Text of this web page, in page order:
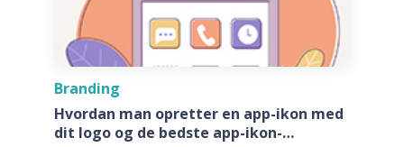
Branding
Hvordan man opretter en app-ikon med
dit logo og de bedste app-ikon-